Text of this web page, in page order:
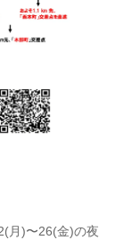
月)〜26(金)の夜